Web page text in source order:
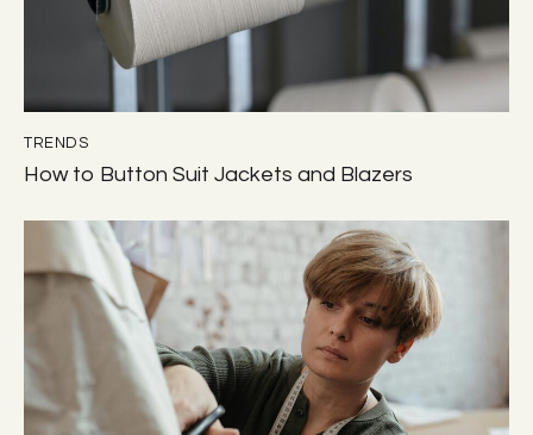
TRENDS
How to Button Suit Jackets and Blazers